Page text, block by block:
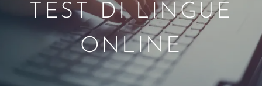
TEST DI LINGUE
ONLINE